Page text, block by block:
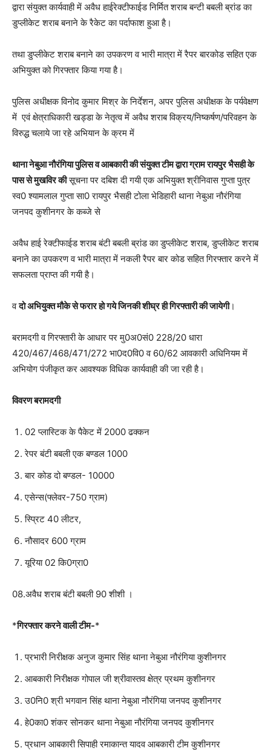
द्वारा संयुक्त कार्यवाही में अवैध हाईरेक्टीफाईड निर्मित शराब बन्टी बबली ब्रांड का
डुप्लीकेट शराब बनाने के रैकेट का पर्दाफाश हुआ है।
तथा डुप्लीकेट शराब बनाने का उपकरण व भारी मात्रा में रैपर बारकोड सहित एक
अभियुक्त को गिरफ्तार किया गया है।
पुलिस अधीक्षक विनोद कुमार मिश्र के निर्देशन, अपर पुलिस अधीक्षक के पर्यवेक्षण
में एवं क्षेत्राधिकारी खड्डा के नेतृत्व में अवैध शराब विक्रय/निष्कर्षण/परिवहन के
विरुद्ध चलाये जा रहे अभियान के क्रम में
थाना नेबुआ नौरंगिया पुलिस व आबकारी की संयुक्त टीम द्वारा ग्राम रायपुर भैसही के
पास से मुखविर कीसूचना पर दबिश दी गयी एक अभियुक्त श्रीनिवास गुप्ता पुत्र
स्व0 श्यामलाल गुप्ता सा0 रायपुर भैसही टोला भेडिहारी थाना नेबुआ नौरंगिया
जनपद कुशीनगर के कब्जे से
अवैध हाई रेक्टीफाईड शराब बंटी बबली ब्रांड का डुप्लीकेट शराब, डुप्लीकेट शराब
बनाने का उपकरण व भारी मात्रा में नकली रैपर बार कोड सहित गिरफ्तार करने में
सफलता प्राप्त की गयी है।
वदो अभियुक्त मौके से फरार हो गये जिनकी शीघ्र ही गिरफ्तारी की जायेगी।
बरामदगी व गिरफ्तारी के आधार पर मु0अ0सं0 228/20 धारा
420/467/468/471/272 भा0द0वि0 व 60/62 आवकारी अधिनियम में
अभियोग पंजीकृत कर आवश्यक विधिक कार्यवाही की जा रही है।
विवरण बरामदगी
02 प्लास्टिक के पैकेट में 2000 ढक्कन
रेपर बंटी बबली एक बण्डल 1000
बार कोड दो बण्डल- 10000
एसेन्स(फ्लेवर-750 ग्राम)
स्प्रिट 40 लीटर,
नौसादर 600 ग्राम
यूरिया 02 कि0ग्रा0
08.अवैध शराब बंटी बबली 90 शीशी ।
*गिरफ्तार करने वाली टीम-*
प्रभारी निरीक्षक अनुज कुमार सिंह थाना नेबुआ नौरंगिया कुशीनगर
आबकारी निरीक्षक गोपाल जी श्रीवास्तव क्षेत्र प्रथम कुशीनगर
उ0नि0 श्री भगवान सिंह थाना नेबुआ नौरंगिया जनपद कुशीनगर
हे0का0 शंकर सोनकर थाना नेबुआ नौरंगिया जनपद कुशीनगर
प्रधान आबकारी सिपाही रमाकान्त यादव आबकारी टीम कुशीनगर